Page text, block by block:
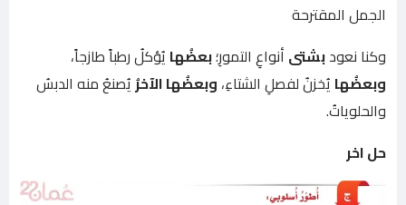
الجمل المقترحة
وكنا نعودبشتى أنواعِ التمورِ؛بعضُها يُؤكلُ رطباً طازجاً،
وبعضُها يُخزنُ لفصلِ الشتاءِ، وبعضُها الآخرُ يُصنعُ منه الدبسُ
والحلوياتُ.
حل اخر